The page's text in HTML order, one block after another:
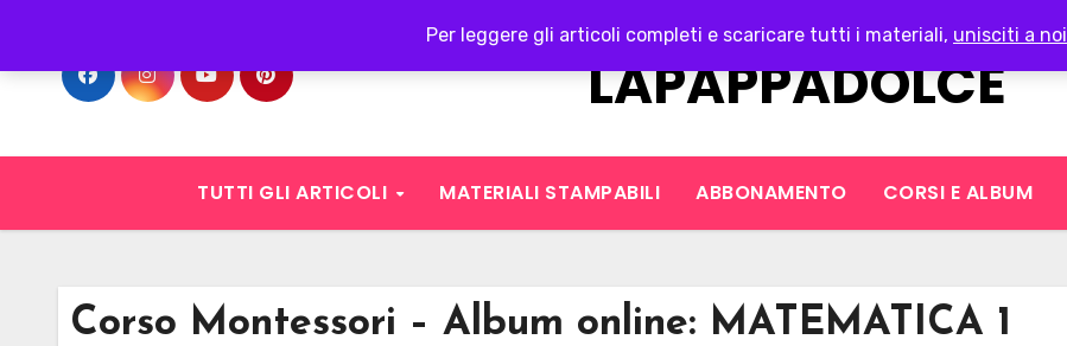
Per leggere gli articoli completi e scaricare tutti i materiali, unisciti a noi
content
LAPAPPADOLCE
TUTTI GLI ARTICOLI MATERIALI STAMPABILI ABBONAMENTO CORSI E ALBUM
Corso Montessori – Album online: MATEMATICA 1